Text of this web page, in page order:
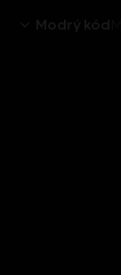
Modrý kód